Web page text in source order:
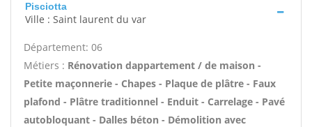
Pisciotta
Ville : Saint laurent du var
Département: 06
Métiers : Rénovation dappartement / de maison -
Petite maçonnerie - Chapes - Plaque de plâtre - Faux
plafond - Plâtre traditionnel - Enduit - Carrelage - Pavé
autobloquant - Dalles béton - Démolition avec